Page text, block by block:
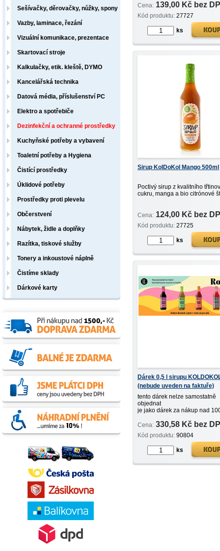
Cena: 139,00 Kč bez
Kód produktu: 27727
ks
Sirup KolDoKol Mango 500ml
Poctivý sirup z kvalitního
cukru, manga a bio citrónové
Cena: 124,00 Kč bez
Kód produktu: 27725
ks
Dárek 0,5 l sirupu
(nebude uveden na faktuře)
tento dárek nelze samostatně
objednat
je jako dárek za nákup nad
Cena: 330,58 Kč bez
Kód produktu: 90804
ks
Sešívačky, děrovačky, nůžky, spony
Vazby, laminace, řezání
Vizuální komunikace, prezentace
Skartovací stroje
Kalkulačky, etik. kleště, DYMO
Kancelářská technika
Datová média, příslušenství PC
Elektro a spotřebiče
Dezinfekční a ochranné prostředky
Kuchyňské potřeby a vybavení
Toaletní potřeby a Hygiena
Čistící prostředky
Úklidové potřeby
Prostředky proti plevelu
Občerstvení
Nábytek, židle a doplňky
Razítka, tiskové služby
Tonery a inkoustové náplně
Čistíme sklady
Dárkové karty